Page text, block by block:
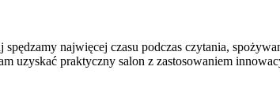
najwięcej czasu podczas czytania,
uzyskać praktyczny salon z zastosowaniem